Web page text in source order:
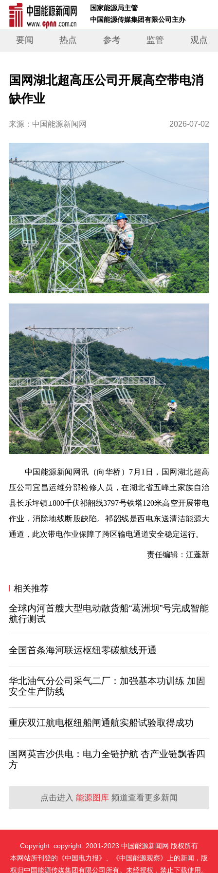
国家能源局主管
中国能源传媒集团有限公司主办
要闻 热点 参考 监管 观点
国网湖北超高压公司开展高空带电消
缺作业
来源：中国能源新闻网 2026-07-02
中国能源新闻网讯（向华桥）7月1日，国网湖北超高
压公司宜昌运维分部检修人员，在湖北省五峰土家族自治
县长乐坪镇±800千伏祁韶线3797号铁塔120米高空开展带电
作业，消除地线断股缺陷。祁韶线是西电东送清洁能源大
通道，此次带电作业保障了跨区输电通道安全稳定运行。
责任编辑：江蓬新
相关推荐
全球内河首艘大型电动散货船“葛洲坝”号完成智能
航行测试
全国首条海河联运枢纽零碳航线开通
华北油气分公司采气二厂：加强基本功训练 加固
安全生产防线
重庆双江航电枢纽船闸通航实船试验取得成功
国网英吉沙供电：电力全链护航 杏产业链飘香四
方
点击进入 能源图库 频道查看更多新闻
Copyright :copyright: 2001-2023 中国能源新闻网 版权所有
本网站所刊登的《中国电力报》、《中国能源观察》上的新闻，版
权归中国能源传媒集团有限公司所有。未经授权，禁止下载使用。